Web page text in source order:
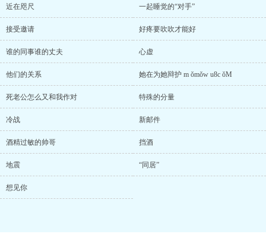
近在咫尺 一起睡觉的“对手”
接受邀请 好疼要吹吹才能好
谁的同事谁的丈夫 心虚
他们的关系 她在为她辩护 m ǒmǒw u8c ǒM
死老公怎么又和我作对 特殊的分量
冷战 新邮件
酒精过敏的帅哥 挡酒
地震 “同居”
想见你